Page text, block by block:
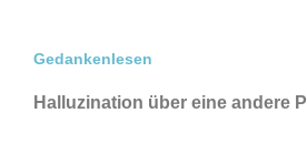
Gedankenlesen
Halluzination über eine andere